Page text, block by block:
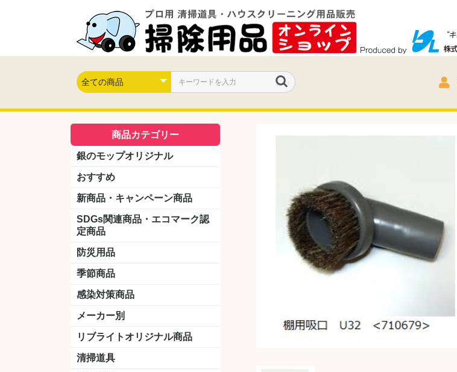
商品カテゴリー
銀のモップオリジナル
おすすめ
新商品・キャンペーン商品
キャンペーン商品
新製品
SDGs関連商品・エコマーク認
定商品
防災用品
季節商品
感染対策商品
おう吐物
除菌洗剤
うがい薬
マスク
手洗い石鹸
手指消毒
手袋
メーカー別
クオリティ
ニイタカ
シーバイエス
リンレイ
ペンギンワックス
横浜油脂工業
ミッケル化学（旧：スイショウ
ユシロ化学
コニシ
つやげん
ダイカ商事
スリーエムジャパン
山崎産業
テラモト
セイワ
エトレー
ラバーメイド
ジャパックス
日本サニパック
ケルヒャー
マキタ
ショーワグローブ
花王
サラヤ
アルボース
コスケム
ミヤキ
紺商
信徳ポミー
リブライトオリジナル商品
LLオレンジクリーナー
LL油脂専用クリーナー
LLワックスモップ
LL-21
マーベラスiL
清掃道具